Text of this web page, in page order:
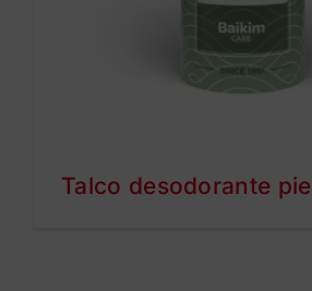
Talco desodorante